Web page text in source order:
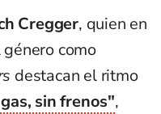
Cregger, quien en
como
destacan el ritmo
sin frenos",